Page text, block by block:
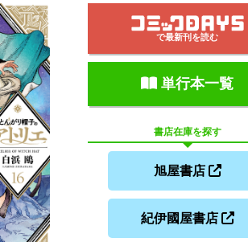
で最新刊を読む
単行本一覧
書店在庫を探す
旭屋書店
紀伊國屋書店